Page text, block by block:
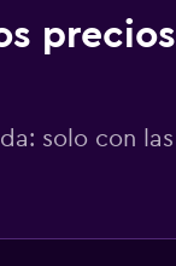
precios
solo con las